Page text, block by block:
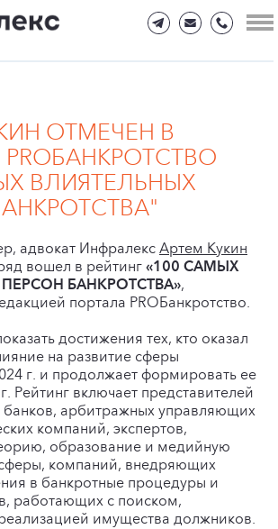
ОТМЕЧЕН В
PROБАНКРОТСТВО
ВЛИЯТЕЛЬНЫХ
адвокат Инфралекс Артем Кукин
вошел в рейтинг «100 САМЫХ
БАНКРОТСТВА»,
портала PROБанкротство.
достижения тех, кто оказал
на развитие сферы
г. и продолжает формировать ее
Рейтинг включает представителей
банков, арбитражных управляющих
компаний, экспертов,
образование и медийную
компаний, внедряющих
в банкротные процедуры и
работающих с поиском,
имущества должников.